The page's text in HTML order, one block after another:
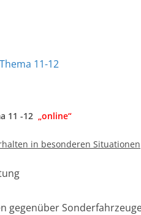
11-12
11 -12 „online“
in besonderen Situationen
gegenüber